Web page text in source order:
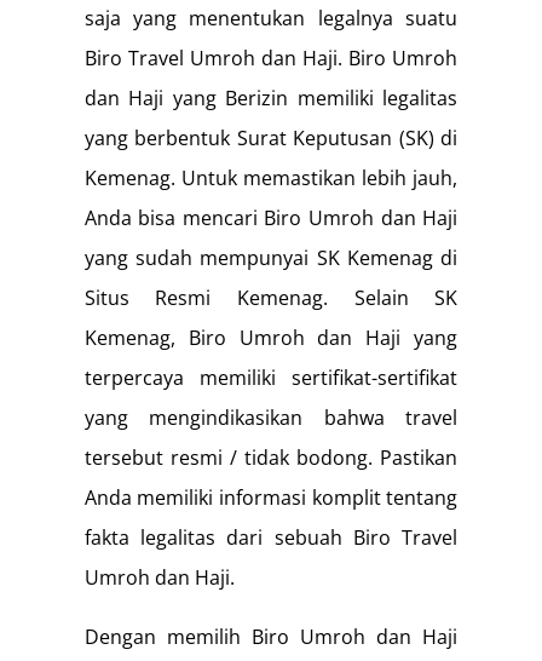
saja yang menentukan legalnya suatu
Biro Travel Umroh dan Haji. Biro Umroh
dan Haji yang Berizin memiliki legalitas
yang berbentuk Surat Keputusan (SK) di
Kemenag. Untuk memastikan lebih jauh,
Anda bisa mencari Biro Umroh dan Haji
yang sudah mempunyai SK Kemenag di
Situs Resmi Kemenag. Selain SK
Kemenag, Biro Umroh dan Haji yang
terpercaya memiliki sertifikat-sertifikat
yang mengindikasikan bahwa travel
tersebut resmi / tidak bodong. Pastikan
Anda memiliki informasi komplit tentang
fakta legalitas dari sebuah Biro Travel
Umroh dan Haji.
Dengan memilih Biro Umroh dan Haji